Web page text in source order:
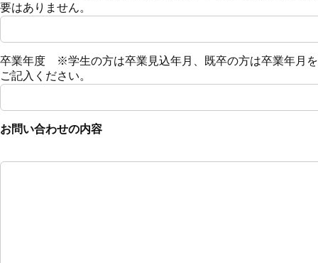
要はありません。
卒業年度 ※学生の方は卒業見込年月、既卒の方は卒業年月を
ご記入ください。
お問い合わせの内容